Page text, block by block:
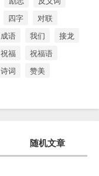
四字
对联
成语 我们
接龙
祝福
祝福语
诗词
赞美
随机文章